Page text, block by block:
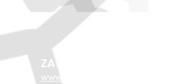
ZA VIŠE O EU FONDOVIMA
www.esf.hr